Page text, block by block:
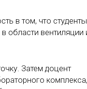
в том, что студенты
области вентиляции
Затем доцент
комплекса,